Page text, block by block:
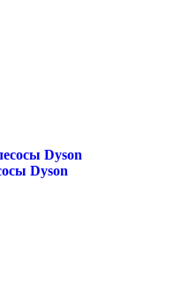
Dyson